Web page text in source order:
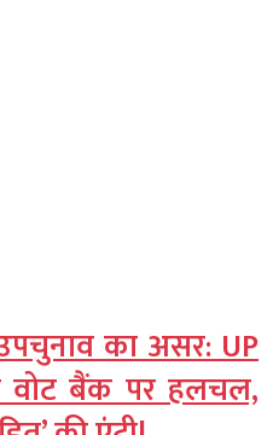
का असर: UP
वोट बैंक पर हलचल,